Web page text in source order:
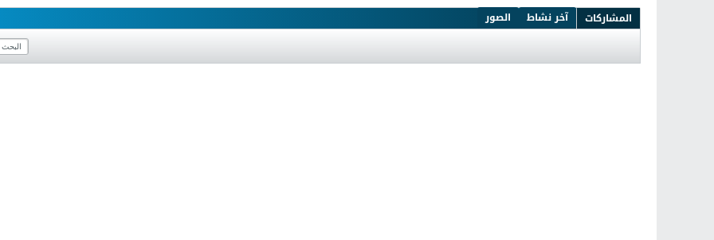
المشاركات آخر نشاط الصور